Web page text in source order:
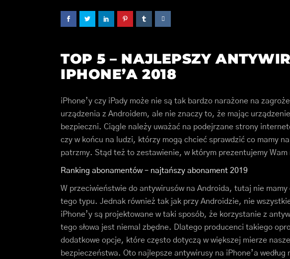
TOP 5 – NAJLEPSZY
IPHONE’A 2018
iPhone’y czy iPady może nie są tak bardzo narażone na
urządzenia z Androidem, ale nie znaczy to, że mając
bezpieczni. Ciągle należy uważać na podejrzane strony
czy w końcu na ludzi, którzy mogą chcieć sprawdzić co mamy
patrzmy. Stąd też to zestawienie, w którym prezentujemy Wam
Ranking abonamentów – najtańszy abonament 2019
W przeciwieństwie do antywirusów na Androida, tutaj nie
tego typu. Jednak również tak jak przy Androidzie, nie
iPhone’y są projektowane w taki sposób, że korzystanie z
tego słowa jest niemal zbędne. Dlatego producenci takiego
dodatkowe opcje, które często dotyczą w większej mierze
bezpieczeństwa. Oto najlepsze antywirusy na iPhone’a według